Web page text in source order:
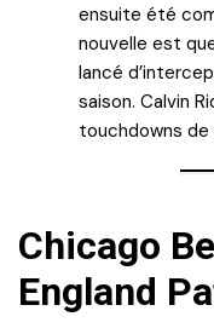
ensuite été
nouvelle est
lancé
saison. Calvin
touchdowns de
Chicago
England